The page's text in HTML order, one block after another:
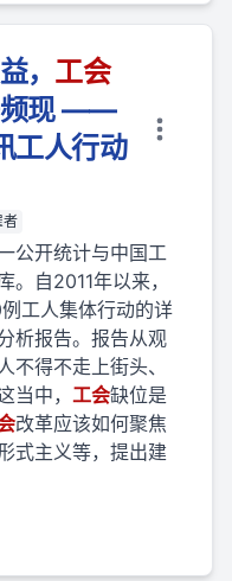
， 工会
频现 ——
工人行动
者
公开统计与中国工
自2011年以来，
工人集体行动的详
析报告。报告从观
不得不走上街头、
当中， 工会缺位是
改革应该如何聚焦
式主义等，提出建